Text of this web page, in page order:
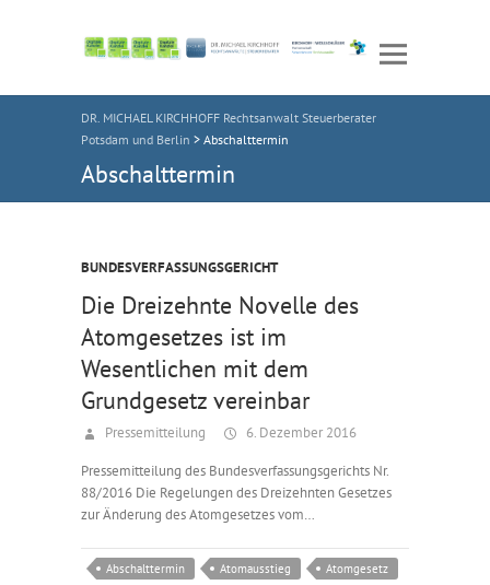
DR. MICHAEL KIRCHHOFF Rechtsanwalt Steuerberater
Potsdam und Berlin > Abschalttermin
Abschalttermin
BUNDESVERFASSUNGSGERICHT
Die Dreizehnte Novelle des
Atomgesetzes ist im
Wesentlichen mit dem
Grundgesetz vereinbar
Pressemitteilung 6. Dezember 2016
Pressemitteilung des Bundesverfassungsgerichts Nr.
88/2016 Die Regelungen des Dreizehnten Gesetzes
zur Änderung des Atomgesetzes vom…
Abschalttermin Atomausstieg
Atomgesetz